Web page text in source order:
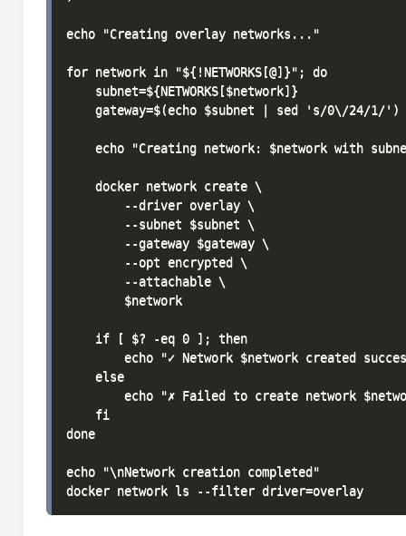
echo "Creating overlay networks..."
for network in "${!NETWORKS[@]}"; do
    subnet=${NETWORKS[$network]}
    gateway=$(echo $subnet | sed 's/0\/24/1/')
echo "Creating network: $network with
    docker network create \
        --driver overlay \
        --subnet $subnet \
        --gateway $gateway \
        --opt encrypted \
        --attachable \
        $network
    if [ $? -eq 0 ]; then
echo "✓ Network $network created
    else
echo "✗ Failed to create network
    fi
done
echo "\nNetwork creation completed"